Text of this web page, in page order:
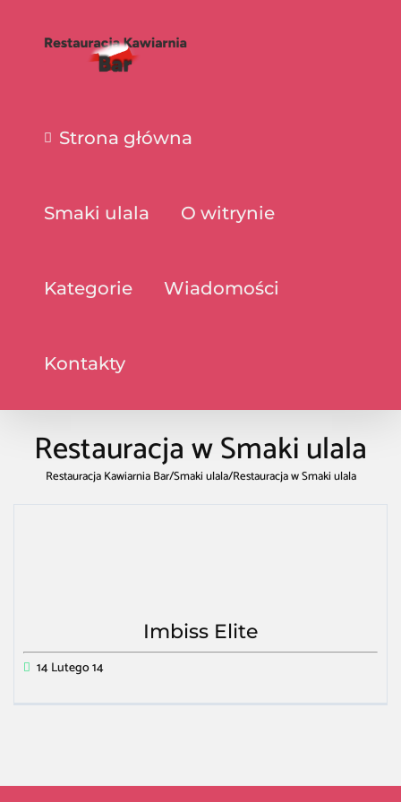
Strona główna
Smaki ulala O witrynie
Kategorie Wiadomości
Kontakty
Restauracja w Smaki ulala
Restauracja Kawiarnia Bar/Smaki ulala/Restauracja w Smaki ulala
Imbiss Elite
14 Lutego 14